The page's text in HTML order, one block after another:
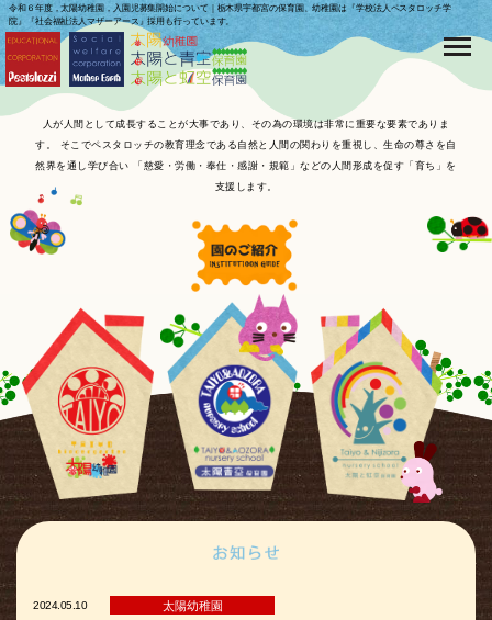
令和６年度，太陽幼稚園，入園児募集開始について｜栃木県宇都宮の保育園、幼稚園は『学校法人ペスタロッチ学
院』『社会福祉法人マザーアース』採用も行っています。
人が人間として成長することが大事であり、その為の環境は非常に重要な要素でありま
す。
そこでペスタロッチの教育理念である自然と人間の関わりを重視し、生命の尊さを自
然界を通し学び合い 「慈愛・労働・奉仕・感謝・規範」などの人間形成を促す「育ち」を
支援します。
2024.05.10 太陽幼稚園